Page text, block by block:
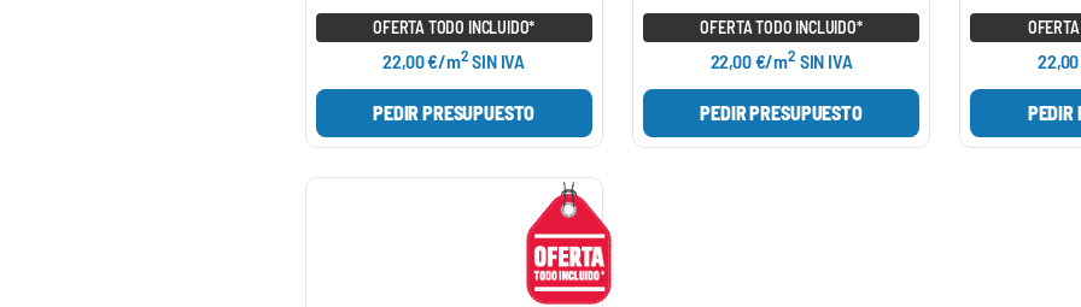
OFERTA TODO INCLUIDO*
22,00 €/m2SIN IVA
PEDIR PRESUPUESTO
OFERTA TODO INCLUIDO*
22,00 €/m2 SIN IVA
PEDIR PRESUPUESTO PEDIR